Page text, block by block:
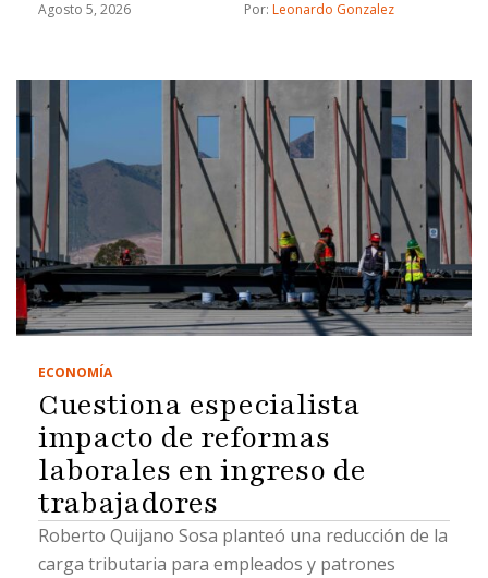
Agosto 5, 2026 Por: Leonardo Gonzalez
ECONOMÍA
Cuestiona especialista
impacto de reformas
laborales en ingreso de
trabajadores
Roberto Quijano Sosa planteó una reducción de la
carga tributaria para empleados y patrones